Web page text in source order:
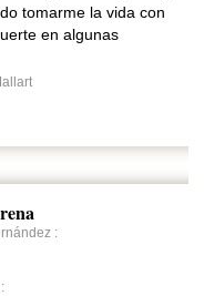
tomarme la vida con
en algunas
:
: